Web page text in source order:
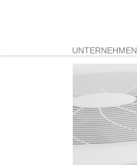
UNTERNEHMEN